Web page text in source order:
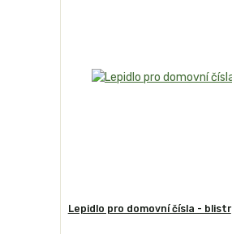
Lepidlo pro domovní čísla - blistr